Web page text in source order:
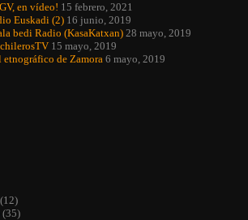
en vídeo! 15 febrero, 2021
Euskadi (2) 16 junio, 2019
bedi Radio (KasaKatxan) 28 mayo, 2019
15 mayo, 2019
etnográfico de Zamora 6 mayo, 2019
(12)
(35)